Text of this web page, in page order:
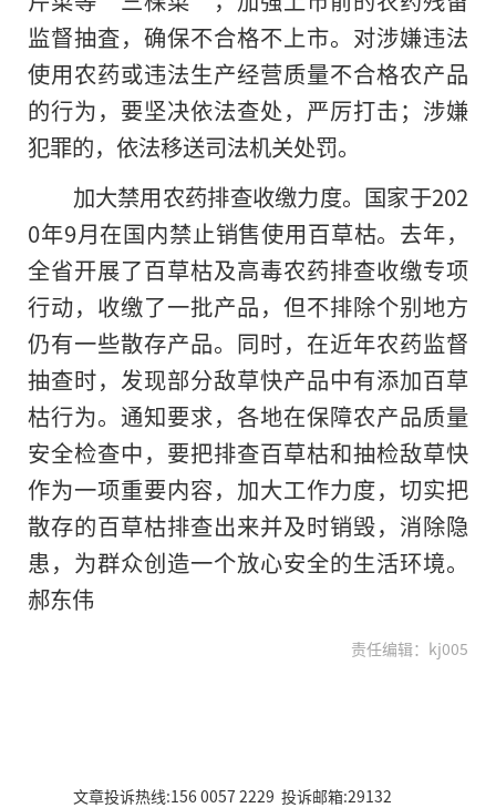
监督抽査，确保不合格不上市。对涉嫌违法
使用农药或违法生产经营质量不合格农产品
的行为，要坚决依法查处，严厉打击；涉嫌
犯罪的，依法移送司法机关处罚。
加大禁用农药排查收缴力度。国家于202
0年9月在国内禁止销售使用百草枯。去年，
全省开展了百草枯及高毒农药排查收缴专项
行动，收缴了一批产品，但不排除个别地方
仍有一些散存产品。同时，在近年农药监督
抽查时，发现部分敌草快产品中有添加百草
枯行为。通知要求，各地在保障农产品质量
安全检查中，要把排查百草枯和抽检敌草快
作为一项重要内容，加大工作力度，切实把
散存的百草枯排查出来并及时销毁，消除隐
患，为群众创造一个放心安全的生活环境。
郝东伟
责任编辑：kj005
文章投诉热线:156 0057 2229 投诉邮箱:29132